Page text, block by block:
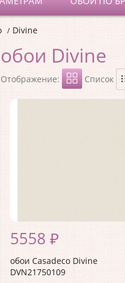
Divine
обои Divine
Отображение: Список
5558 ₽
обои Casadeco Divine
DVN21750109